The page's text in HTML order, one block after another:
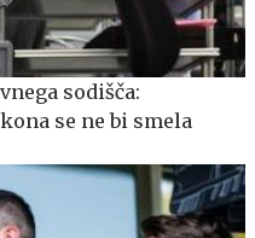
sodišča:
se ne bi smela